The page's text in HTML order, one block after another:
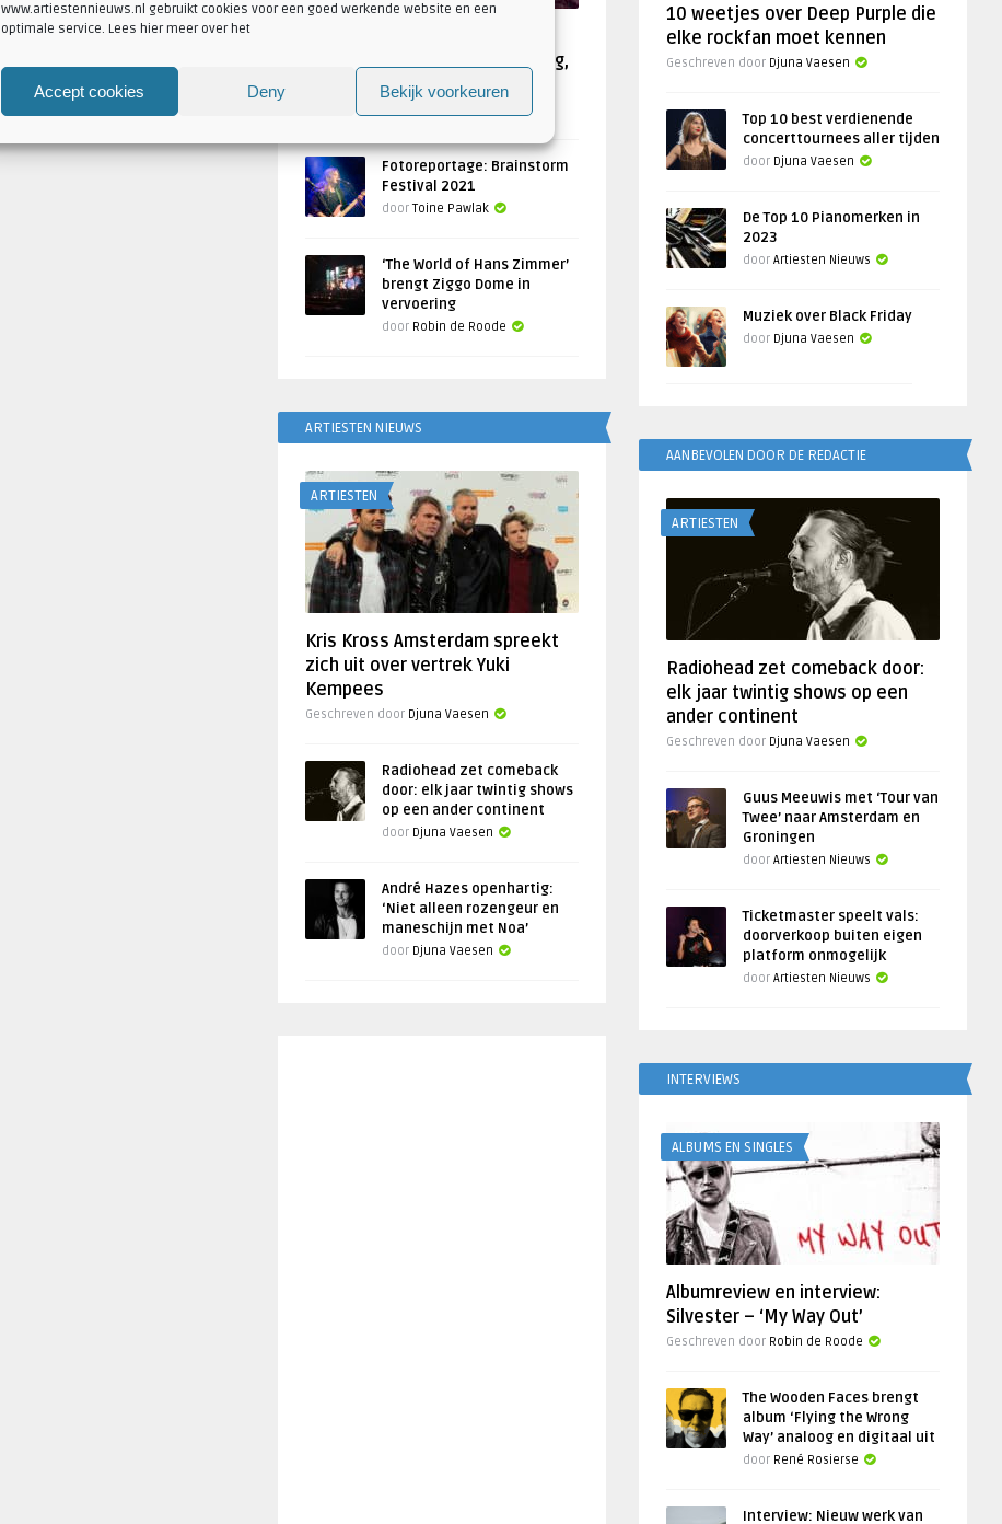
www.artiestennieuws.nl gebruikt cookies voor een goed werkende website en een
optimale service. Lees hier meer over het
Accept cookies Deny Bekijk voorkeuren
Atlantis en Xandria in De Helling,
Geschreven door
Fotoreportage: Brainstorm
Festival 2021
door Toine Pawlak
‘The World of Hans Zimmer’
brengt Ziggo Dome in
vervoering
door Robin de Roode
ARTIESTEN NIEUWS
ARTIESTEN
Kris Kross Amsterdam spreekt
zich uit over vertrek Yuki
Kempees
Geschreven door Djuna Vaesen
Radiohead zet comeback
door: elk jaar twintig shows
op een ander continent
door Djuna Vaesen
André Hazes openhartig:
‘Niet alleen rozengeur en
maneschijn met Noa’
door Djuna Vaesen
10 weetjes over Deep Purple die
elke rockfan moet kennen
Geschreven door Djuna Vaesen
Top 10 best verdienende
concerttournees aller tijden
door Djuna Vaesen
De Top 10 Pianomerken in
2023
door Artiesten Nieuws
Muziek over Black Friday
door Djuna Vaesen
AANBEVOLEN DOOR DE REDACTIE
ARTIESTEN
Radiohead zet comeback door:
elk jaar twintig shows op een
ander continent
Geschreven door Djuna Vaesen
Guus Meeuwis met ‘Tour van
Twee’ naar Amsterdam en
Groningen
door Artiesten Nieuws
Ticketmaster speelt vals:
doorverkoop buiten eigen
platform onmogelijk
door Artiesten Nieuws
INTERVIEWS
ALBUMS EN SINGLES
Albumreview en interview:
Silvester – ‘My Way Out’
Geschreven door Robin de Roode
The Wooden Faces brengt
album ‘Flying the Wrong
Way’ analoog en digitaal uit
door René Rosierse
Interview: Nieuw werk van